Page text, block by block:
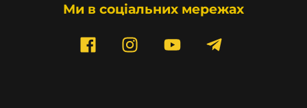
Ми в соціальних мережах